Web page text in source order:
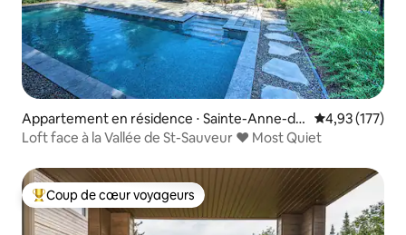
Appartement en résidence ⋅ Sainte-Anne-de
s-Lacs
Évaluation
4,93 (177)
Loft face à la Vallée de St-Sauveur ❤️ Most Quiet
Coups de cœur voyageurs les plus appréciés
Coup de cœur voyageurs